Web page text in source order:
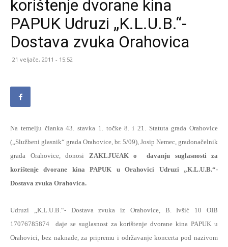
Grada
korištenje dvorane kina
PAPUK Udruzi „K.L.U.B.“-
Dostava zvuka Orahovica
21 veljače, 2011 - 15:52
Na temelju članka 43. stavka 1. točke 8. i 21. Statuta grada Orahovice
(„Službeni glasnik“ grada Orahovice, br. 5/09), Josip Nemec, gradonačelnik
grada Orahovice, donosi ZAKLJUčAK o
davanju suglasnosti za
korištenje dvorane kina PAPUK u Orahovici Udruzi „K.L.U.B.“-
Dostava zvuka Orahovica.
Udruzi „K.L.U.B.“- Dostava zvuka iz Orahovice, B. Ivšić 10 OIB
17076785874
daje se suglasnost za korištenje dvorane kina PAPUK u
Orahovici, bez naknade, za pripremu i održavanje koncerta pod nazivom